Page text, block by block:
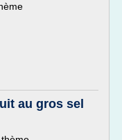
au gros sel